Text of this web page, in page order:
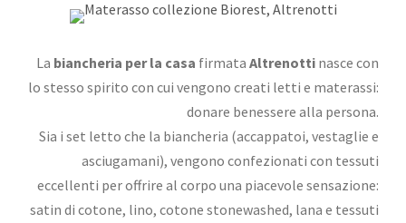
La biancheria per la casa firmata Altrenotti nasce con
lo stesso spirito con cui vengono creati letti e materassi:
donare benessere alla persona.
Sia i set letto che la biancheria (accappatoi, vestaglie e
asciugamani), vengono confezionati con tessuti
eccellenti per offrire al corpo una piacevole sensazione:
satin di cotone, lino, cotone stonewashed, lana e tessuti